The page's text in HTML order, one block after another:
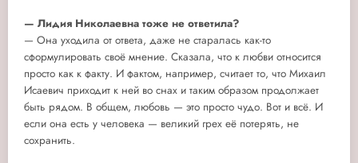
— Лидия Николаевна тоже не ответила?
— Она уходила от ответа, даже не старалась как-то
сформулировать своё мнение. Сказала, что к любви относится
просто как к факту. И фактом, например, считает то, что Михаил
Исаевич приходит к ней во снах и таким образом продолжает
быть рядом. В общем, любовь — это просто чудо. Вот и всё. И
если она есть у человека — великий грех её потерять, не
сохранить.